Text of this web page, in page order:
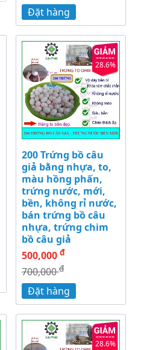
Đặt hàng
28.6%
200 Trứng bồ câu
giả bằng nhựa, to,
màu hồng phấn,
trứng nước, mới,
bền, không rỉ nước,
bán trứng bồ câu
nhựa, trứng chim
bồ câu giả
500,000 đ
700,000đ
Đặt hàng
28.6%